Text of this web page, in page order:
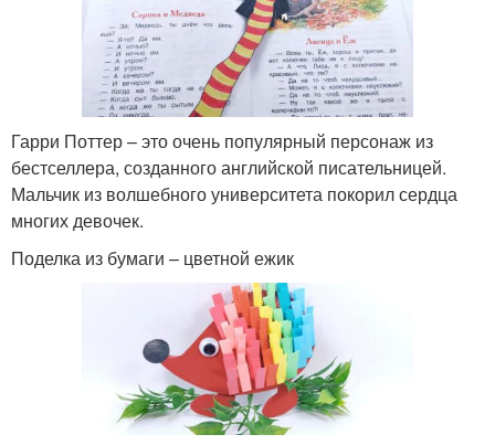
Гарри Поттер – это очень популярный персонаж из
бестселлера, созданного английской писательницей.
Мальчик из волшебного университета покорил сердца
многих девочек.
Поделка из бумаги – цветной ежик